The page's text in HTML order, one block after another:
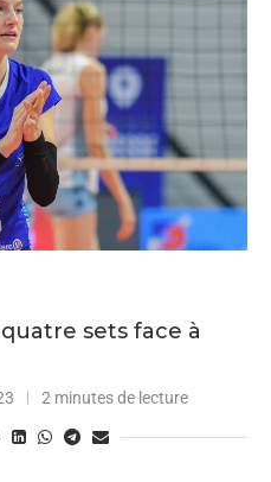
quatre sets face à
2 minutes de lecture